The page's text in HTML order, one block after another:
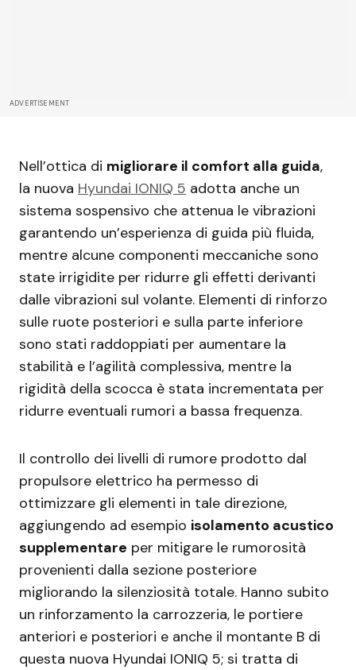
ADVERTISEMENT
Nell’ottica di migliorare il comfort alla guida,
la nuova Hyundai IONIQ 5 adotta anche un
sistema sospensivo che attenua le vibrazioni
garantendo un’esperienza di guida più fluida,
mentre alcune componenti meccaniche sono
state irrigidite per ridurre gli effetti derivanti
dalle vibrazioni sul volante. Elementi di rinforzo
sulle ruote posteriori e sulla parte inferiore
sono stati raddoppiati per aumentare la
stabilità e l’agilità complessiva, mentre la
rigidità della scocca è stata incrementata per
ridurre eventuali rumori a bassa frequenza.
Il controllo dei livelli di rumore prodotto dal
propulsore elettrico ha permesso di
ottimizzare gli elementi in tale direzione,
aggiungendo ad esempio isolamento acustico
supplementare per mitigare le rumorosità
provenienti dalla sezione posteriore
migliorando la silenziosità totale. Hanno subito
un rinforzamento la carrozzeria, le portiere
anteriori e posteriori e anche il montante B di
questa nuova Hyundai IONIQ 5; si tratta di